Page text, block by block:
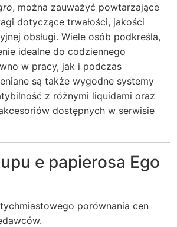
, można zauważyć powtarzające
dotyczące trwałości, jakości
obsługi. Wiele osób podkreśla,
idealne do codziennego
w pracy, jak i podczas
są także wygodne systemy
z różnymi liquidami oraz
dostępnych w serwisie
e papierosa Ego
porównania cen